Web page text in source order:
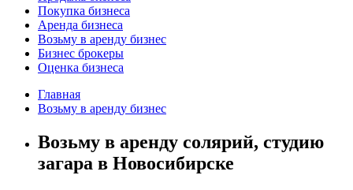
Покупка бизнеса
Аренда бизнеса
Возьму в аренду бизнес
Бизнес брокеры
Оценка бизнеса
Главная
Возьму в аренду бизнес
Возьму в аренду солярий, студию
загара в Новосибирске